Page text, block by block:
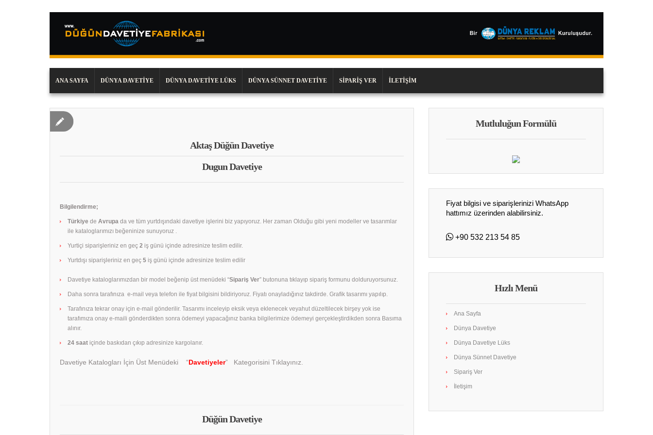
ANA SAYFA DÜNYA DAVETIYE DÜNYA DAVETIYE LÜKS DÜNYA SÜNNET DAVETIYE SIPARIŞ VER İLETIŞIM
Aktaş Düğün Davetiye
Dugun Davetiye
Bilgilendirme;
Türkiye de Avrupa da ve tüm yurtdışındaki davetiye işlerini biz yapıyoruz. Her zaman Olduğu gibi yeni modeller ve tasarımlar
ile kataloglarımızı beğeninize sunuyoruz .
Yurtiçi siparişleriniz en geç 2 iş günü içinde adresinize teslim edilir.
Yurtdışı siparişleriniz en geç 5 iş günü içinde adresinize teslim edilir
Davetiye kataloglarımızdan bir model beğenip üst menüdeki “Sipariş Ver” butonuna tıklayıp sipariş formunu dolduruyorsunuz.
Daha sonra tarafınıza e-mail veya telefon ile fiyat bilgisini bildiriyoruz. Fiyatı onayladığınız takdirde. Grafik tasarımı yapılıp.
Tarafınıza tekrar onay için e-mail gönderilir. Tasarımı inceleyip eksik veya eklenecek veyahut düzeltilecek birşey yok ise
tarafımıza onay e-maili gönderdikten sonra ödemeyi yapacağınız banka bilgilerimize ödemeyi gerçekleştirdikden sonra Basıma
alınır.
24 saat içinde baskıdan çıkıp adresinize kargolanır.
Davetiye Katalogları İçin Üst Menüdeki “Davetiyeler” Kategorisini Tıklayınız.
Düğün Davetiye
Mutluluğun Formülü
Fiyat bilgisi ve siparişlerinizi WhatsApp
hattımız üzerinden alabilirsiniz.
+90 532 213 54 85
Hızlı Menü
Ana Sayfa
Dünya Davetiye
Dünya Davetiye Lüks
Dünya Sünnet Davetiye
Sipariş Ver
İletişim